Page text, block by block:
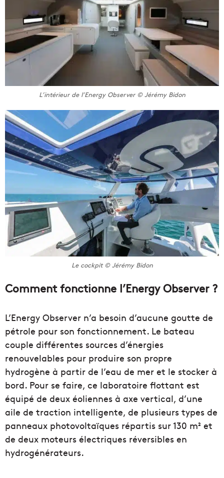
L’intérieur de l’Energy Observer © Jérémy Bidon
Le cockpit © Jérémy Bidon
Comment fonctionne l’Energy Observer ?
L’Energy Observer n’a besoin d’aucune goutte de
pétrole pour son fonctionnement. Le bateau
couple différentes sources d’énergies
renouvelables pour produire son propre
hydrogène à partir de l’eau de mer et le stocker à
bord. Pour se faire, ce laboratoire flottant est
équipé de deux éoliennes à axe vertical, d’une
aile de traction intelligente, de plusieurs types de
panneaux photovoltaïques répartis sur 130 m² et
de deux moteurs électriques réversibles en
hydrogénérateurs.